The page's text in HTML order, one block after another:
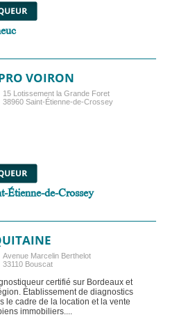
VOIRON
15 Lotissement la Grande Foret
38960 Saint-Étienne-de-Crossey
Étienne-de-Crossey
Avenue Marcelin Berthelot
33110 Bouscat
certifié sur Bordeaux et
Établissement de diagnostics
le cadre de la location et la vente
immobiliers....